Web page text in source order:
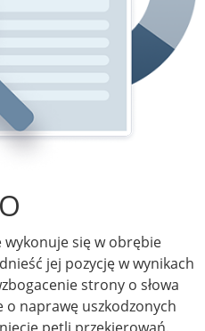
wykonuje się w obrębie
jej pozycję w wynikach
strony o słowa
o naprawę uszkodzonych
pętli przekierowań.